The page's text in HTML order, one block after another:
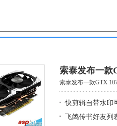
索泰发布一款
索泰发布一款GTX
快剪辑自带水印
飞鸽传书好友